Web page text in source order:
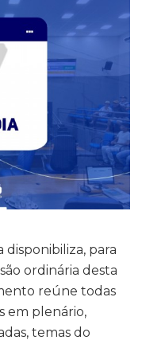
disponibiliza, para
ordinária desta
reúne todas
em plenário,
temas do